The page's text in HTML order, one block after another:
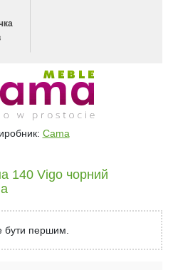
Cama
140 Vigo чорний
бути першим.